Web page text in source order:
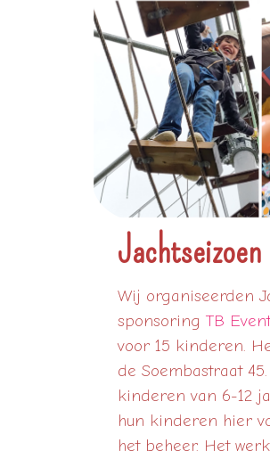
Jachtseizoen
Wij organiseerden
sponsoring TB
voor 15 kinderen.
de Soembastraat
kinderen van 6-12
hun kinderen hier
het beheer. Het